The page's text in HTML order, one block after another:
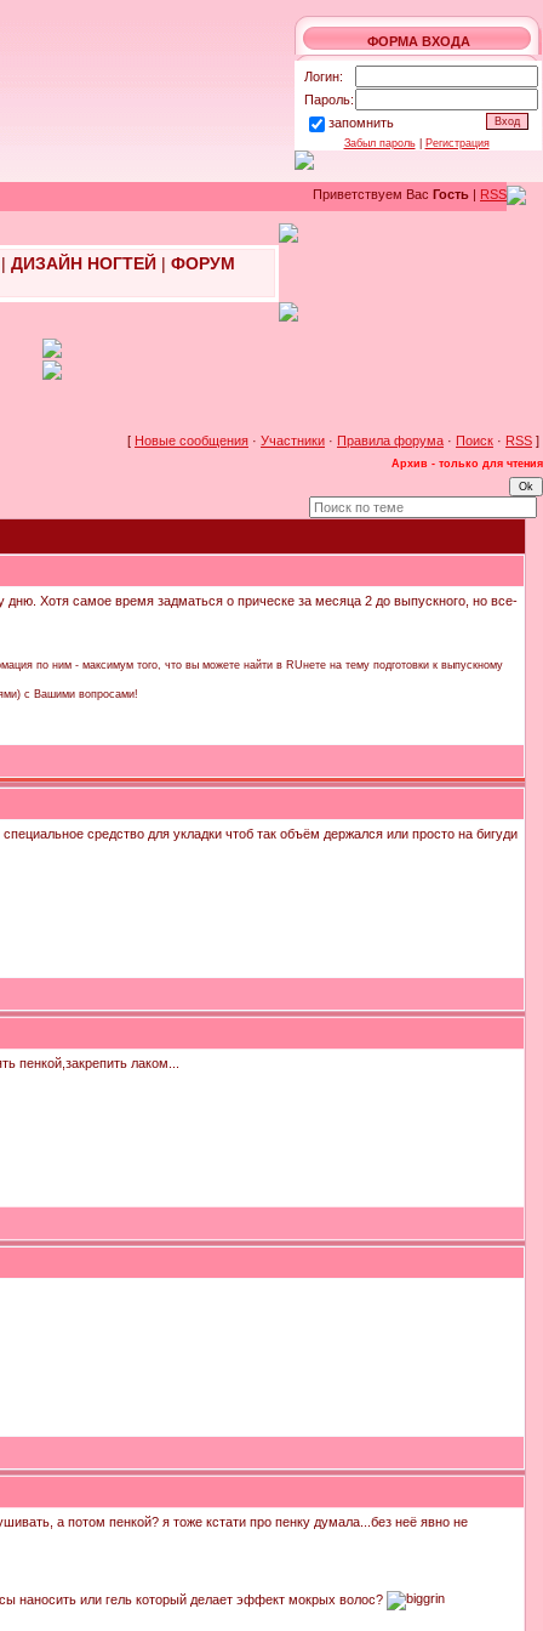
ФОРМА ВХОДА
Логин:
Пароль:
запомнить
Забыл пароль| Регистрация
Приветствуем Вас Гость | RSS
ДИЗАЙН НОГТЕЙ| ФОРУМ
[ Новые сообщения · Участники · Правила форума · Поиск · RSS ]
Архив - только для чтения
дню. Хотя самое время задматься о прическе за месяца 2 до выпускного, но все-
по ним - максимум того, что вы можете найти в RUнете на тему подготовки к выпускному
с Вашими вопросами!
средство для укладки чтоб так объём держался или просто на бигуди
пенкой,закрепить лаком...
а потом пенкой? я тоже кстати про пенку думала...без неё явно не
наносить или гель который делает эффект мокрых волос?